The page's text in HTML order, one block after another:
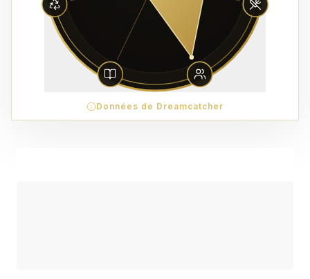
Données de Dreamcatcher